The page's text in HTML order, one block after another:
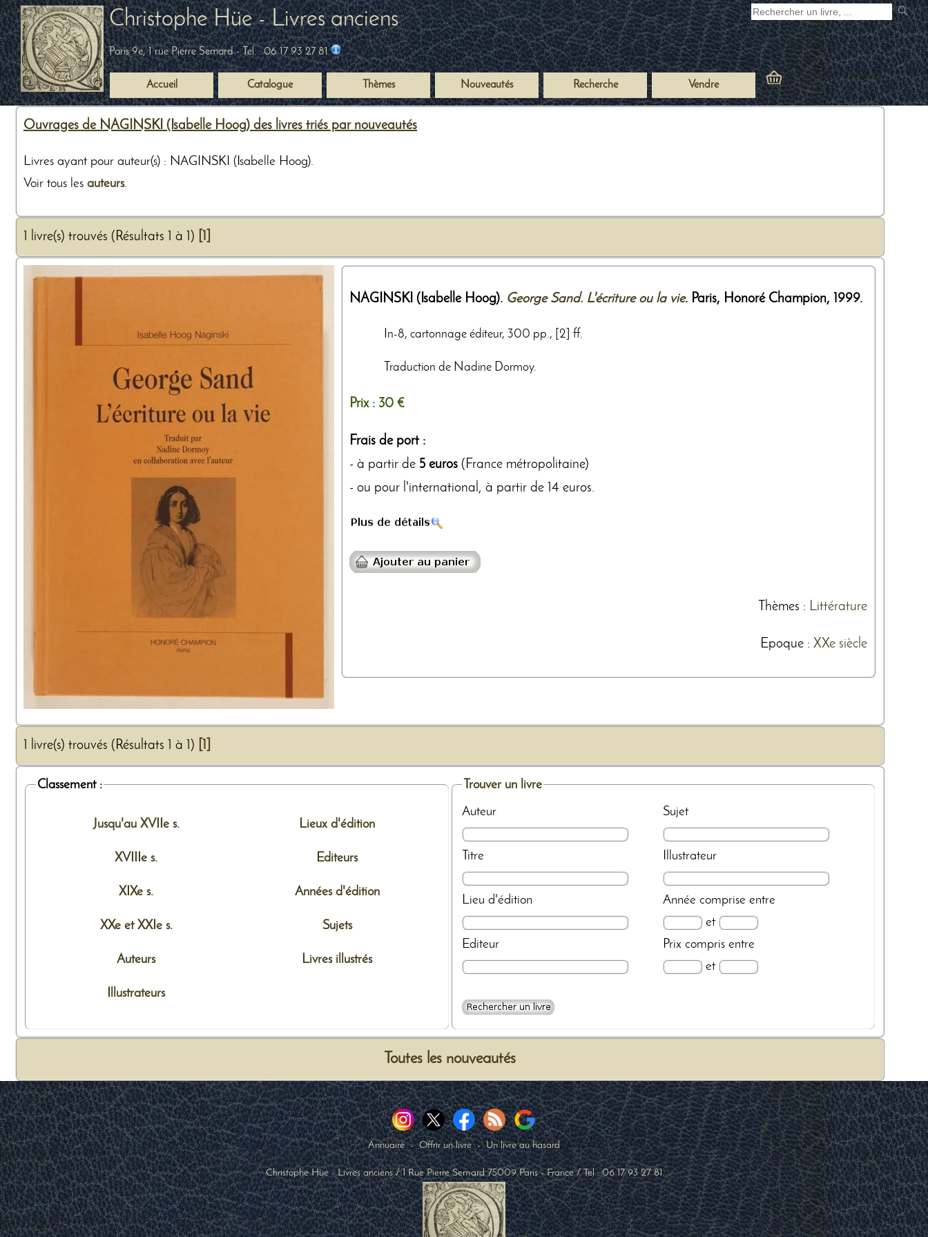
Christophe Hüe - Livres anciens
Paris 9e, 1 rue Pierre Semard- Tel. :06 17 93 27 81
Accueil Catalogue Thèmes Nouveautés Recherche Vendre
Ouvrages de NAGINSKI (Isabelle Hoog) des livres triés par nouveautés
Livres ayant pour auteur(s) : NAGINSKI (Isabelle Hoog).
Voir tous les auteurs.
1 livre(s) trouvés (Résultats 1 à 1)
NAGINSKI (Isabelle Hoog). George Sand. L'écriture ou la vie. Paris, Honoré Champion, 1999.
In-8, cartonnage éditeur, 300 pp., [2] ff.
Traduction de Nadine Dormoy.
Prix : 30 €
Frais de port :
- à partir de 5 euros (France métropolitaine)
- ou pour l'international, à partir de 14 euros.
Thèmes : Littérature
Epoque : XXe siècle
1 livre(s) trouvés (Résultats 1 à 1)
Classement :
Jusqu'au XVIIe s.
XVIIIe s.
XIXe s.
XXe et XXIe s.
Auteurs
Illustrateurs
Lieux d'édition
Editeurs
Années d'édition
Sujets
Livres illustrés
Trouver un livre
Auteur
Titre
Lieu d'édition
Editeur
Sujet
Illustrateur
Année comprise entre
et
Prix compris entre
et
Toutes les nouveautés
Annuaire-Offrir un livre-Un livre au hasard
Christophe Hüe - Livres anciens /1 Rue Pierre Semard 75009 Paris-France / Tel :06 17 93 27 81